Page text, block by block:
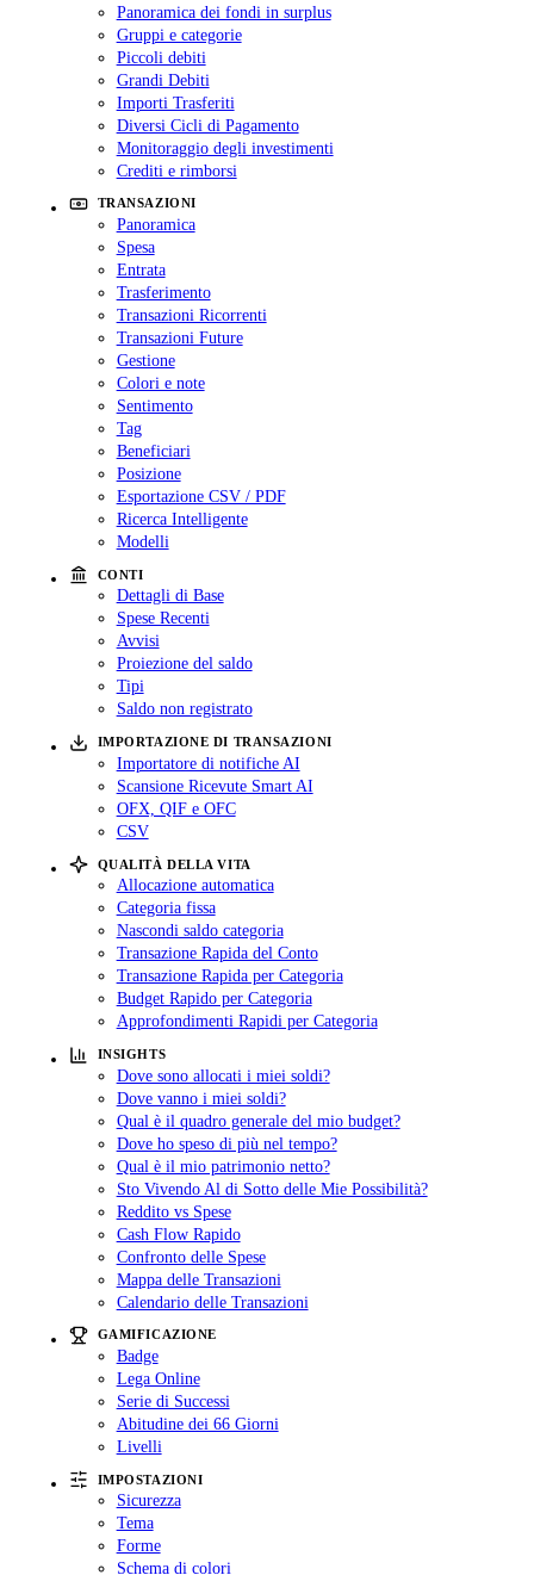
Panoramica dei fondi in surplus
Gruppi e categorie
Piccoli debiti
Grandi Debiti
Importi Trasferiti
Diversi Cicli di Pagamento
Monitoraggio degli investimenti
Crediti e rimborsi
TRANSAZIONI
Panoramica
Spesa
Entrata
Trasferimento
Transazioni Ricorrenti
Transazioni Future
Gestione
Colori e note
Sentimento
Tag
Beneficiari
Posizione
Esportazione CSV / PDF
Ricerca Intelligente
Modelli
CONTI
Dettagli di Base
Spese Recenti
Avvisi
Proiezione del saldo
Tipi
Saldo non registrato
IMPORTAZIONE DI TRANSAZIONI
Importatore di notifiche AI
Scansione Ricevute Smart AI
OFX, QIF e OFC
CSV
QUALITÀ DELLA VITA
Allocazione automatica
Categoria fissa
Nascondi saldo categoria
Transazione Rapida del Conto
Transazione Rapida per Categoria
Budget Rapido per Categoria
Approfondimenti Rapidi per Categoria
INSIGHTS
Dove sono allocati i miei soldi?
Dove vanno i miei soldi?
Qual è il quadro generale del mio budget?
Dove ho speso di più nel tempo?
Qual è il mio patrimonio netto?
Sto Vivendo Al di Sotto delle Mie Possibilità?
Reddito vs Spese
Cash Flow Rapido
Confronto delle Spese
Mappa delle Transazioni
Calendario delle Transazioni
GAMIFICAZIONE
Badge
Lega Online
Serie di Successi
Abitudine dei 66 Giorni
Livelli
IMPOSTAZIONI
Sicurezza
Tema
Forme
Schema di colori